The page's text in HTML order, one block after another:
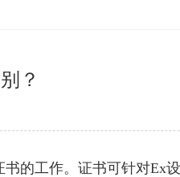
？
的工作。证书可针对Ex设